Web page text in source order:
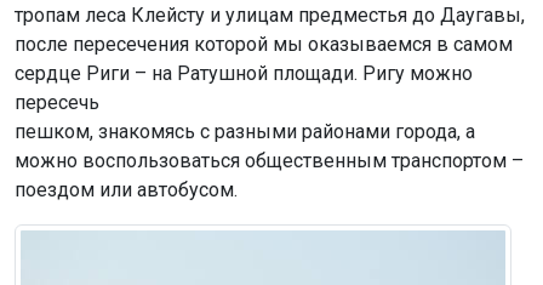
тропам леса Клейсту и улицам предместья до Даугавы,
после пересечения которой мы оказываемся в самом
сердце Риги – на Ратушной площади. Ригу можно
пересечь
пешком, знакомясь с разными районами города, а
можно воспользоваться общественным транспортом –
поездом или автобусом.